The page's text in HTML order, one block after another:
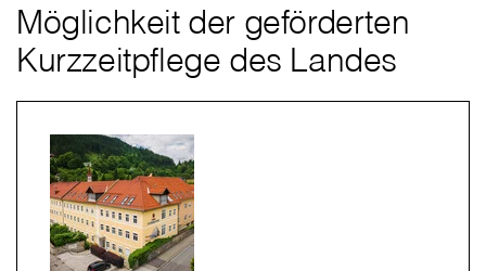
Möglichkeit der geförderten
Kurzzeitpflege des Landes